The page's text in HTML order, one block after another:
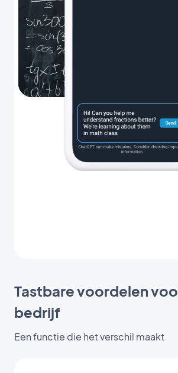
Tastbare voordelen
bedrijf
Een functie die het verschil maakt